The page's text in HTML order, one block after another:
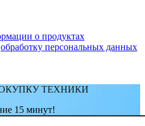
о продуктах
обработку персональных данных
ТЕХНИКИ
15 минут!